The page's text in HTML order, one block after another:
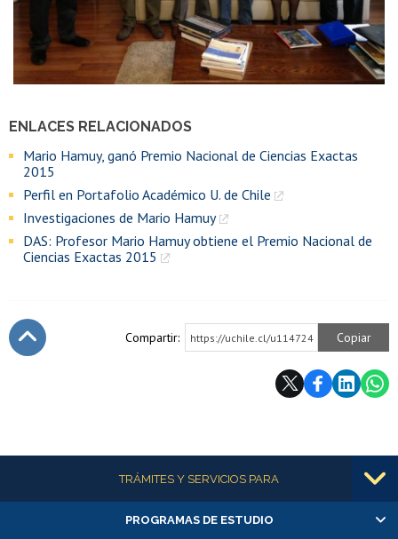
ENLACES RELACIONADOS
Mario Hamuy, ganó Premio Nacional de Ciencias Exactas
2015
Perfil en Portafolio Académico U. de Chile
Investigaciones de Mario Hamuy
DAS: Profesor Mario Hamuy obtiene el Premio Nacional de
Ciencias Exactas 2015
Compartir: https://uchile.cl/u114724 Copiar
Más informaciónTRÁMITES Y SERVICIOS PARA
Alumnas/os y exalumnas/os
PROGRAMAS DE ESTUDIO